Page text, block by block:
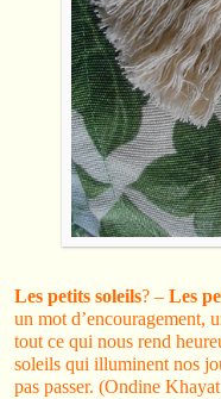
Les petits soleils? – Les
un mot d’encouragement,
tout ce qui nous rend
soleils qui illuminent nos
pas passer. (Ondine